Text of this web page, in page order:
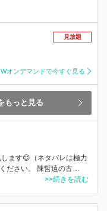
見放題
オンデマンドで今すぐ見る
もっと見る
ます😊（ネタバレは極力
ださい。 陳哲遠の古…
>>続きを読む